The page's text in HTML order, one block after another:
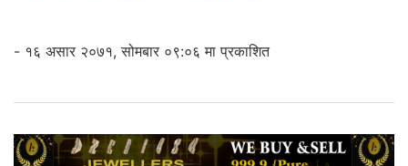
- १६ असार २०७१, सोमबार ०९:०६ मा प्रकाशित